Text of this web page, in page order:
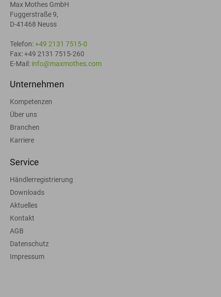
Max Mothes GmbH
Fuggerstraße 9,
D-41468 Neuss
Telefon:+49 2131 7515-0
Fax: +49 2131 7515-260
E-Mail: info@maxmothes.com
Unternehmen
Kompetenzen
Über uns
Branchen
Karriere
Service
Händlerregistrierung
Downloads
Aktuelles
Kontakt
AGB
Datenschutz
Impressum